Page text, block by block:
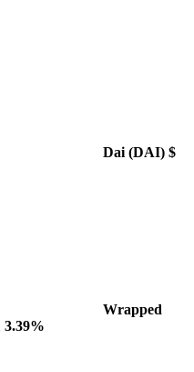
Dai (DAI) $
Wrapped
3.39%